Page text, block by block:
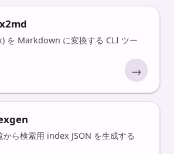
を Markdown に変換する CLI ツー
→
から検索用 index JSON を生成する